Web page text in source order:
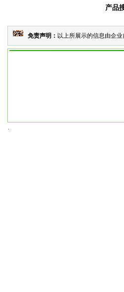
产品
免责声明： 以上所展示的信息由企